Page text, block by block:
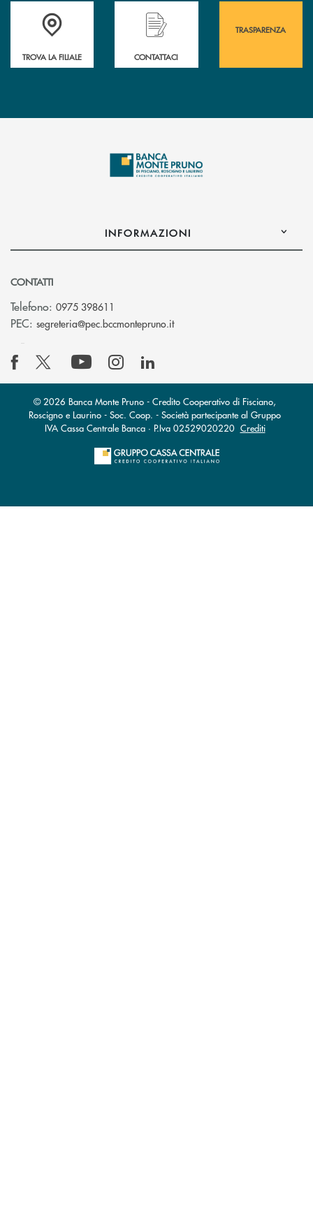
Accedi all' elenco completo&nbsp; delle&nbsp; filiali&nbsp; di Banca
TROVA LA FILIALE
Hai bisogno di assistenza immediata?
CONTATTACI
TRASPARENZA
INFORMAZIONI
CONTATTI
Telefono: 0975 398611
PEC: segreteria@pec.bccmontepruno.it(si apre l’app di posta
© 2026 Banca Monte Pruno - Credito Cooperativo di Fisciano,
Roscigno e Laurino - Soc. Coop. - Società partecipante al Gruppo
IVA Cassa Centrale Banca · P.Iva 02529020220 Crediti